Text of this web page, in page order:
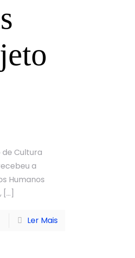
de Cultura
a
Humanos
[…]
Ler Mais